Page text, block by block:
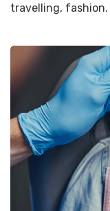
travelling, fashion.